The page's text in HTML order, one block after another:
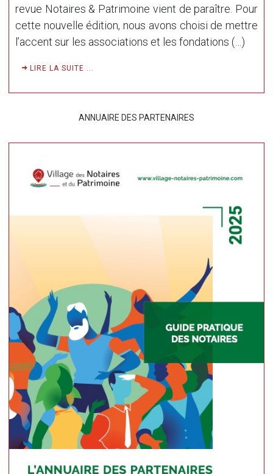
revue Notaires & Patrimoine vient de paraître. Pour
cette nouvelle édition, nous avons choisi de mettre
l’accent sur les associations et les fondations (…)
LIRE LA SUITE ...
ANNUAIRE DES PARTENAIRES